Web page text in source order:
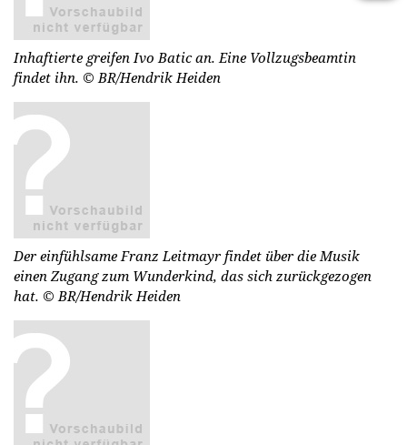
Inhaftierte greifen Ivo Batic an. Eine Vollzugsbeamtin
findet ihn. © BR/Hendrik Heiden
Der einfühlsame Franz Leitmayr findet über die Musik
einen Zugang zum Wunderkind, das sich zurückgezogen
hat. © BR/Hendrik Heiden